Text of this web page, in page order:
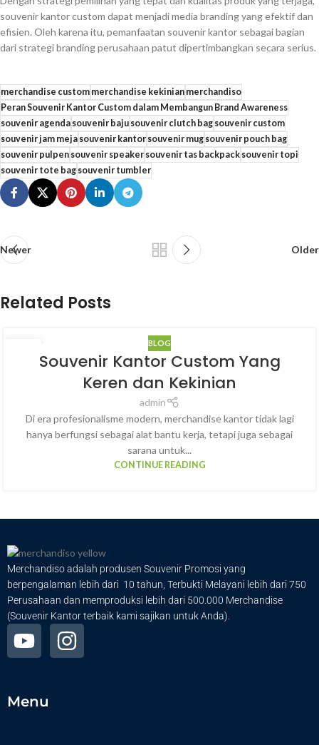
souvenir kantor custom dapat menjadi media branding yang efektif dan
efisien. Oleh karena itu, pemanfaatan souvenir kantor sebagai bagian
dari strategi branding perusahaan patut dipertimbangkan secara serius.
merchandise custommerchandise kekinianmerchandiso
Peran Souvenir Kantor Custom dalam Membangun Brand Awareness
souvenir agendasouvenir bajusouvenir clutch bagsouvenir custom
souvenir jam mejasouvenir kantorsouvenir mugsouvenir pouch bag
souvenir pulpensouvenir speakersouvenir tas backpacksouvenir topi
souvenir tote bagsouvenir tumbler
Newer Older
Related Posts
BLOG
Souvenir Kantor Custom Yang
Keren dan Kekinian
admin
Di era profesionalisme modern, merchandise kantor tidak lagi
hanya berfungsi sebagai alat bantu kerja, tetapi juga sebagai
sarana untuk...
CONTINUE READING
Merchandiso adalah produsen Souvenir Promosi yang
berpengalaman lebih dari 10 tahun, Terbukti Melayani lebih dari 750
Perusahaan dan memproduksi lebih dari 500.000 Merchandise
(Souvenir Kantor terbaik kami sajikan untuk Anda).
Menu